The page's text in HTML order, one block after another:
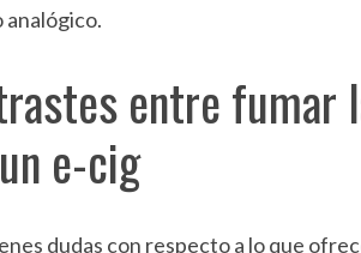
entre fumar
e-cig
dudas con respecto a lo que